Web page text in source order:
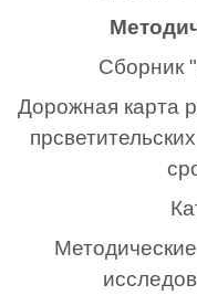
Сборник
Дорожная карта